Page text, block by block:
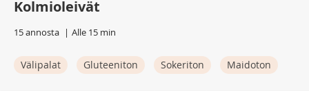
Kolmioleivät
15 annosta Alle 15 min
Välipalat Gluteeniton Sokeriton Maidoton